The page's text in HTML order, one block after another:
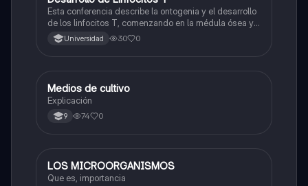
Esta conferencia describe la ontogenia y el desarrollo
de los linfocitos T, comenzando en la médula ósea y
continuando en el timo, incluyendo la activación del
receptor Notch-1 y la reorganización de los genes del
Universidad 30 0
Biologia
Medios de cultivo
Explicación
9 74 0
Biologia
LOS MICROORGANISMOS
Que es, importancia